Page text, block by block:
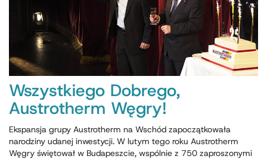
Wszystkiego Dobrego,
Austrotherm Węgry!
Ekspansja grupy Austrotherm na Wschód zapoczątkowała
narodziny udanej inwestycji. W lutym tego roku Austrotherm
Węgry świętował w Budapeszcie, wspólnie z 750 zaproszonymi